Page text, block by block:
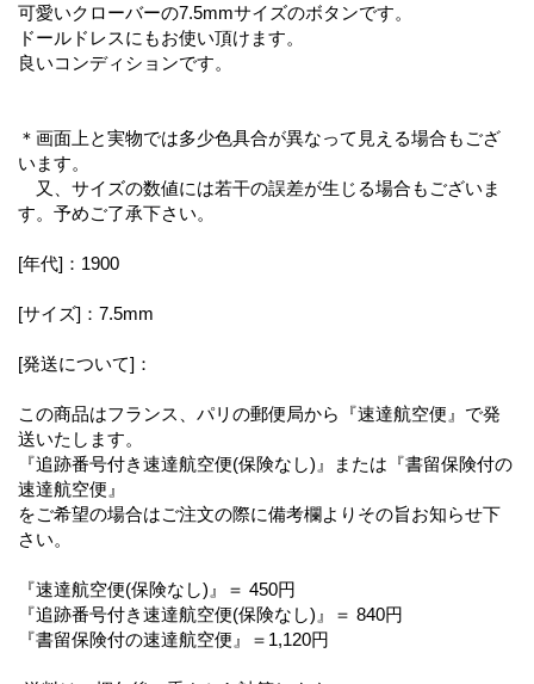
可愛いクローバーの7.5mmサイズのボタンです。
ドールドレスにもお使い頂けます。
良いコンディションです。
＊画面上と実物では多少色具合が異なって見える場合もござ
います。
又、サイズの数値には若干の誤差が生じる場合もございま
す。予めご了承下さい。
[年代]：1900
[サイズ]：7.5mm
[発送について]：
この商品はフランス、パリの郵便局から『速達航空便』で発
送いたします。
『追跡番号付き速達航空便(保険なし)』または『書留保険付の
速達航空便』
をご希望の場合はご注文の際に備考欄よりその旨お知らせ下
さい。
『速達航空便(保険なし)』＝ 450円
『追跡番号付き速達航空便(保険なし)』＝ 840円
『書留保険付の速達航空便』＝1,120円